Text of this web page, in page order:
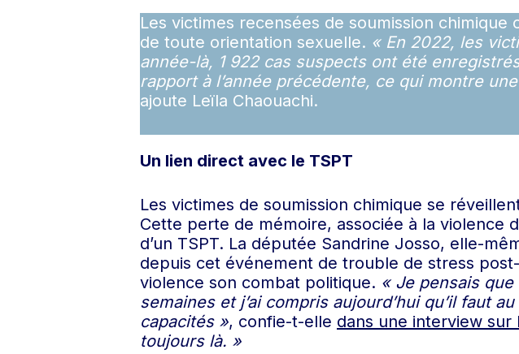
Les victimes recensées de soumission
de toute orientation sexuelle. « En 2022, les
année-là, 1 922 cas suspects ont été
rapport à l’année précédente, ce qui montre
ajoute Leïla Chaouachi.
Un lien direct avec le TSPT
Les victimes de soumission chimique se
Cette perte de mémoire, associée à la violence
d’un TSPT. La députée Sandrine Josso, elle-
depuis cet événement de trouble de stress
violence son combat politique. « Je pensais
semaines et j’ai compris aujourd’hui qu’il faut
capacités », confie-t-elle dans une interview sur
toujours là. »